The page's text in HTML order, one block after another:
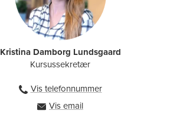
Kristina Damborg Lundsgaard
Kursussekretær
Vis telefonnummer
27886014
Vis emailkklu@ah.dk